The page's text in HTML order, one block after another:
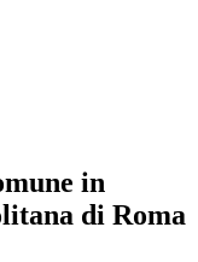
in
di Roma